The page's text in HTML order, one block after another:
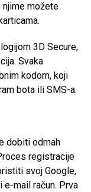
njime možete
3D Secure,
Svaka
kodom, koji
bota ili SMS-a.
dobiti odmah
registracije
svoj Google,
e-mail račun. Prva